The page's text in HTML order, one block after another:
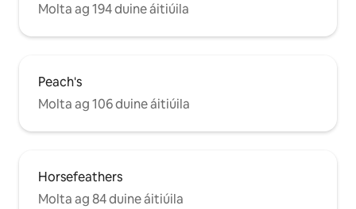
Molta ag 194 duine áitiúila
Peach's
Molta ag 106 duine áitiúila
Horsefeathers
Molta ag 84 duine áitiúila